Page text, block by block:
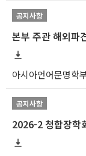
공지사항
본부 주관 해외파
아시아언어문명학
공지사항
2026-2 청합장학